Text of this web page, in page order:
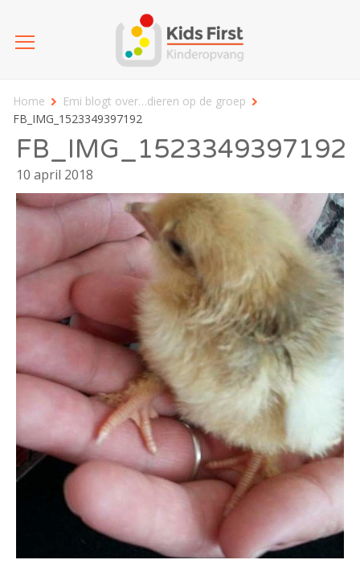
Home
Emi blogt over…dieren op de groep
FB_IMG_1523349397192
FB_IMG_1523349397192
10 april 2018